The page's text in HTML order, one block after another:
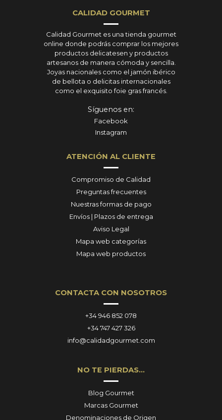
CALIDAD GOURMET
Calidad Gourmet es una tienda gourmet
online donde podrás comprar los mejores
productos delicatesen y productos
artesanos de manera cómoda y sencilla.
Joyas nacionales como el jamón ibérico
de bellota o delicitas internacionales
como el exquisito foie gras francés.
Síguenos en:
Facebook
Instagram
ATENCIÓN AL CLIENTE
Compromiso de Calidad
Preguntas frecuentes
Nuestras formas de pago
Envíos | Plazos de entrega
Aviso Legal
Mapa web categorías
Mapa web productos
CONTACTA CON NOSOTROS
+34 946 852 078
+34 747 427 326
info@calidadgourmet.com
NO TE PIERDAS…
Blog Gourmet
Marcas Gourmet
Denominaciones de Origen